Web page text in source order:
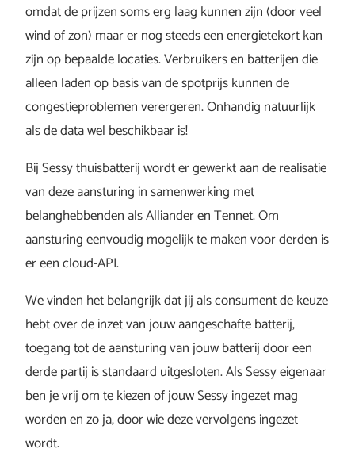
omdat de prijzen soms erg laag kunnen zijn (door veel
wind of zon) maar er nog steeds een energietekort kan
zijn op bepaalde locaties. Verbruikers en batterijen die
alleen laden op basis van de spotprijs kunnen de
congestieproblemen verergeren. Onhandig natuurlijk
als de data wel beschikbaar is!
Bij Sessy thuisbatterij wordt er gewerkt aan de realisatie
van deze aansturing in samenwerking met
belanghebbenden als Alliander en Tennet. Om
aansturing eenvoudig mogelijk te maken voor derden is
er een cloud-API.
We vinden het belangrijk dat jij als consument de keuze
hebt over de inzet van jouw aangeschafte batterij,
toegang tot de aansturing van jouw batterij door een
derde partij is standaard uitgesloten. Als Sessy eigenaar
ben je vrij om te kiezen of jouw Sessy ingezet mag
worden en zo ja, door wie deze vervolgens ingezet
wordt.